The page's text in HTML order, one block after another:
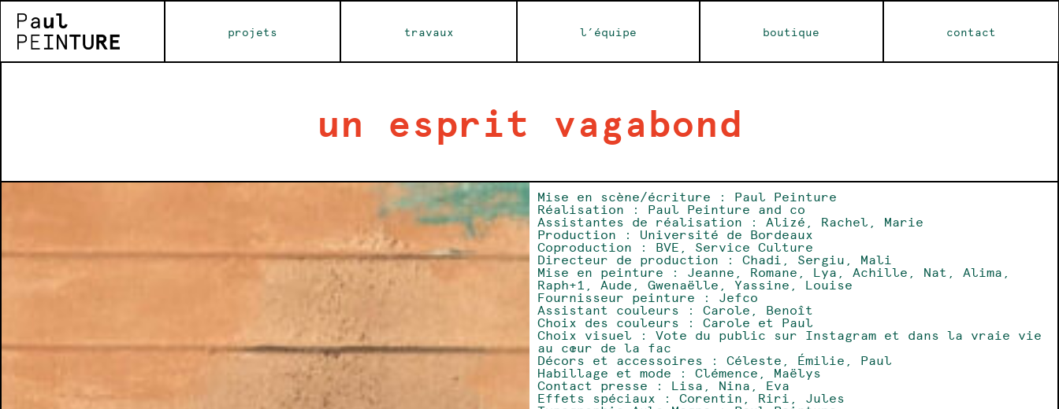
projets travaux l’équipe boutique contact
un esprit vagabond
Mise en scène/écriture : Paul Peinture
Réalisation : Paul Peinture and co
Assistantes de réalisation : Alizé, Rachel, Marie
Production : Université de Bordeaux
Coproduction : BVE, Service Culture
Directeur de production : Chadi, Sergiu, Mali
Mise en peinture : Jeanne, Romane, Lya, Achille, Nat, Alima,
Raph+1, Aude, Gwenaëlle, Yassine, Louise
Fournisseur peinture : Jefco
Assistant couleurs : Carole, Benoît
Choix des couleurs : Carole et Paul
Choix visuel : Vote du public sur Instagram et dans la vraie vie
au cœur de la fac
Décors et accessoires : Céleste, Émilie, Paul
Habillage et mode : Clémence, Maëlys
Contact presse : Lisa, Nina, Eva
Effets spéciaux : Corentin, Riri, Jules